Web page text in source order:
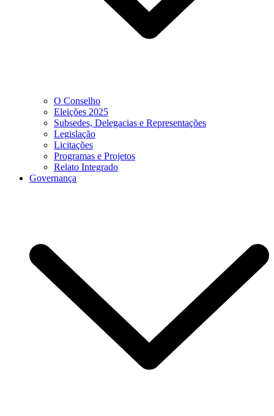
O Conselho
Eleições 2025
Subsedes, Delegacias e Representações
Legislação
Licitações
Programas e Projetos
Relato Integrado
Governança